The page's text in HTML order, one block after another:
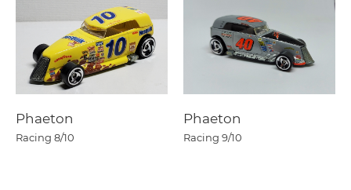
Phaeton
Racing 8/10
Phaeton
Racing 9/10